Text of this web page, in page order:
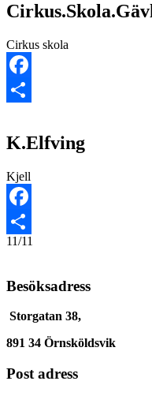
Cirkus skola
Facebook
K.Elfving
Kjell
Facebook
Dela
11/11
Besöksadress
Storgatan 38,
891 34 Örnsköldsvik
Post adress